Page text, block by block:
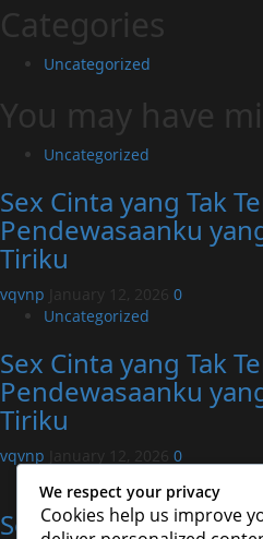
Categories
Uncategorized
You may have
Uncategorized
Sex Cinta yang Tak
Pendewasaanku
Tiriku
vqvnp January 12, 2026 0
Uncategorized
Sex Cinta yang Tak
Pendewasaanku
Tiriku
vqvnp January 12, 2026 0
Sex Cinta yang Tak
We respect your privacy
Cookies help us improve